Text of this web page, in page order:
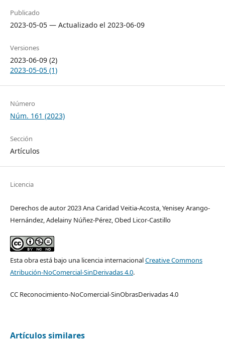
Publicado
2023-05-05 — Actualizado el 2023-06-09
Versiones
2023-06-09 (2)
2023-05-05 (1)
Número
Núm. 161 (2023)
Sección
Artículos
Licencia
Derechos de autor 2023 Ana Caridad Veitia-Acosta, Yenisey Arango-
Hernández, Adelainy Núñez-Pérez, Obed Licor-Castillo
Esta obra está bajo una licencia internacionalCreative Commons
Atribución-NoComercial-SinDerivadas 4.0.
CC Reconocimiento-NoComercial-SinObrasDerivadas 4.0
Artículos similares